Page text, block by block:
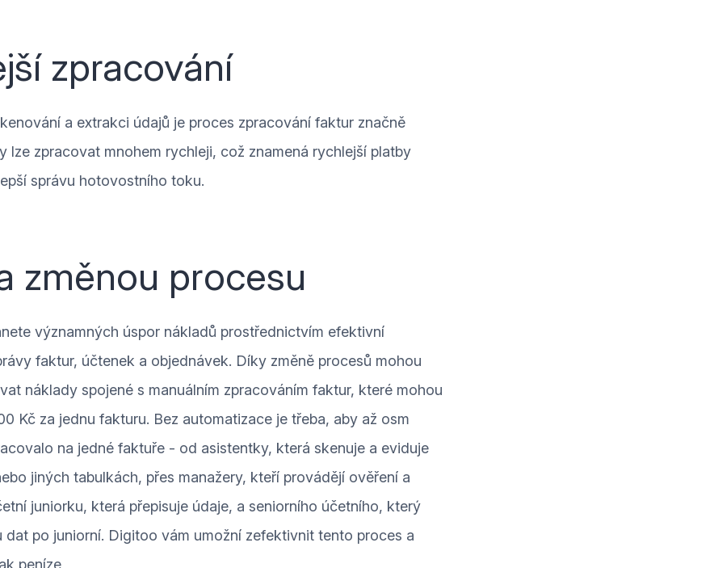
zpracování
a extrakci údajů je proces zpracování faktur značně
lze zpracovat mnohem rychleji, což znamená rychlejší platby
správu hotovostního toku.
změnou procesu
významných úspor nákladů prostřednictvím efektivní
faktur, účtenek a objednávek. Díky změně procesů mohou
náklady spojené s manuálním zpracováním faktur, které mohou
Kč za jednu fakturu. Bez automatizace je třeba, aby až osm
na jedné faktuře - od asistentky, která skenuje a eviduje
jiných tabulkách, přes manažery, kteří provádějí ověření a
juniorku, která přepisuje údaje, a seniorního účetního, který
dat po juniorní. Digitoo vám umožní zefektivnit tento proces a
peníze